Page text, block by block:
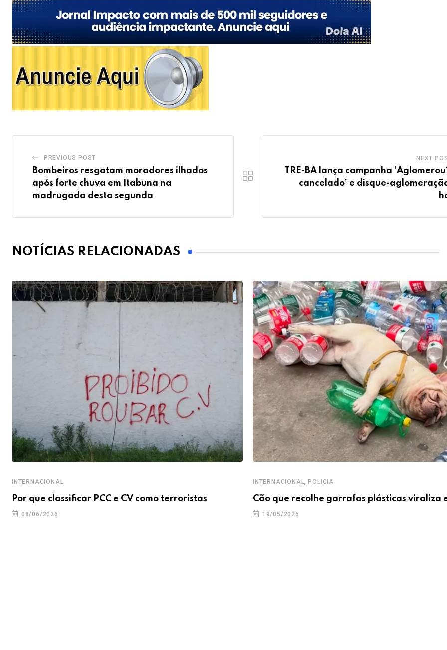
PREVIOUS POST
Bombeiros resgatam moradores ilhados
após forte chuva em Itabuna na
madrugada desta segunda
NEXT
TRE-BA lança campanha
cancelado’ e disque-
NOTÍCIAS RELACIONADAS
INTERNACIONAL
Por que classificar PCC e CV como terroristas
08/06/2026
INTERNACIONAL,POLICIA
Cão que recolhe garrafas plásticas viraliza
19/05/2026